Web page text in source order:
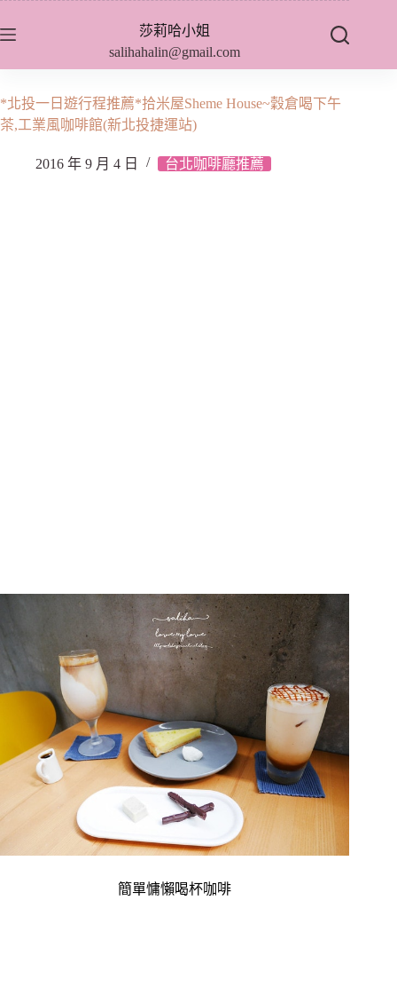
至
內
容
莎莉哈小姐
salihahalin@gmail.com
*北投一日遊行程推薦*拾米屋Sheme House~穀倉喝下午
茶,工業風咖啡館(新北投捷運站)
2016 年 9 月 4 日 台北咖啡廳推薦
簡單慵懶喝杯咖啡